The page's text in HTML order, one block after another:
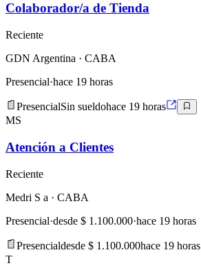
Colaborador/a de Tienda
Reciente
GDN Argentina · CABA
Presencial·hace 19 horas
PresencialSin sueldohace 19 horas
MS
Atención a Clientes
Reciente
Medri S a · CABA
Presencial·desde $ 1.100.000·hace 19 horas
Presencialdesde $ 1.100.000hace 19 horas
T